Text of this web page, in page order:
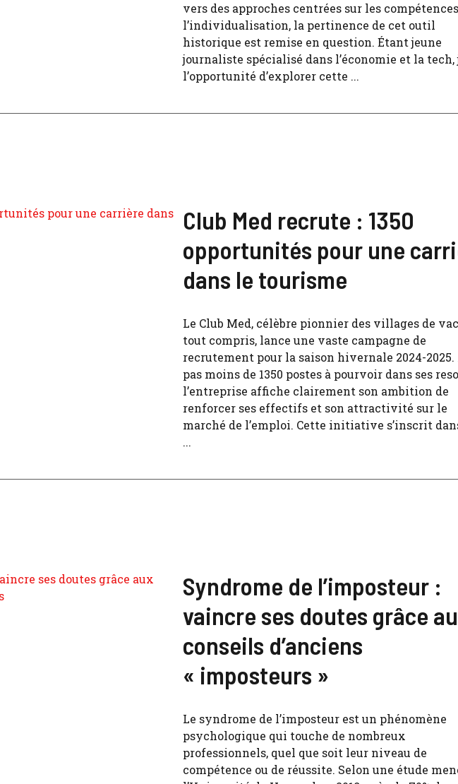
vers des approches centrées sur les
l’individualisation, la pertinence de cet outil
historique est remise en question. Étant jeune
journaliste spécialisé dans l’économie et la tech,
l’opportunité d’explorer cette ...
Club Med recrute : 1350
opportunités pour une
dans le tourisme
Le Club Med, célèbre pionnier des villages de
tout compris, lance une vaste campagne de
recrutement pour la saison hivernale 2024-2025.
pas moins de 1350 postes à pourvoir dans ses
l’entreprise affiche clairement son ambition de
renforcer ses effectifs et son attractivité sur le
marché de l’emploi. Cette initiative s’inscrit
...
Syndrome de l’imposteur :
vaincre ses doutes grâce
conseils d’anciens
« imposteurs »
Le syndrome de l’imposteur est un phénomène
psychologique qui touche de nombreux
professionnels, quel que soit leur niveau de
compétence ou de réussite. Selon une étude